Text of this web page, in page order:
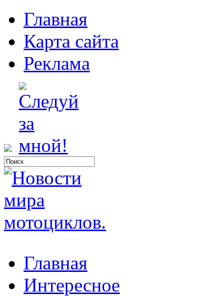
Главная
Карта сайта
Реклама
Главная
Интересное